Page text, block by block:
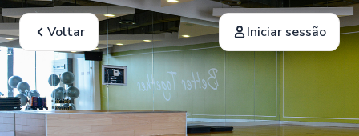
Voltar Iniciar sessão